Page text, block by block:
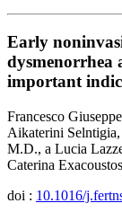
Early
dysmenorrhea
important
Francesco
Aikaterini
M.D., a Lucia
Caterina
doi : 10.1016/